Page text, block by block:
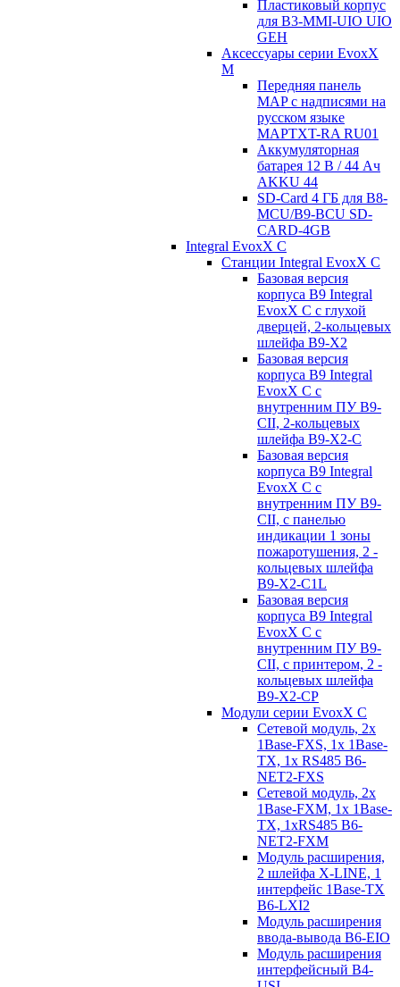
Пластиковый корпус
для B3-MMI-UIO UIO
GEH
Аксессуары серии EvoxX
M
Передняя панель
MAP с надписями на
русском языке
MAPTXT-RA RU01
Аккумуляторная
батарея 12 В / 44 Aч
AKKU 44
SD-Card 4 ГБ для B8-
MCU/B9-BCU SD-
CARD-4GB
Integral EvoxX C
Станции Integral EvoxX C
Базовая версия
корпуса B9 Integral
EvoxX C с глухой
дверцей, 2-кольцевых
шлейфа B9-X2
Базовая версия
корпуса B9 Integral
EvoxX C с
внутренним ПУ B9-
CII, 2-кольцевых
шлейфа B9-X2-C
Базовая версия
корпуса B9 Integral
EvoxX C с
внутренним ПУ B9-
CII, с панелью
индикации 1 зоны
пожаротушения, 2 -
кольцевых шлейфа
B9-X2-C1L
Базовая версия
корпуса B9 Integral
EvoxX C с
внутренним ПУ B9-
CII, с принтером, 2 -
кольцевых шлейфа
B9-X2-CP
Модули серии EvoxX C
Сетевой модуль, 2x
1Base-FXS, 1x 1Base-
TX, 1x RS485 B6-
NET2-FXS
Сетевой модуль, 2x
1Base-FXM, 1x 1Base-
TX, 1xRS485 B6-
NET2-FXM
Модуль расширения,
2 шлейфа X-LINE, 1
интерфейс 1Base-TX
B6-LXI2
Модуль расширения
ввода-вывода B6-EIO
Модуль расширения
интерфейсный B4-